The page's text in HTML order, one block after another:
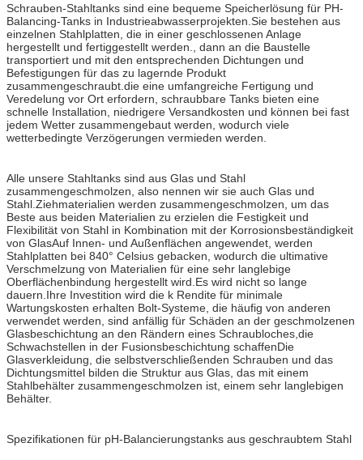
Schrauben-Stahltanks sind eine bequeme Speicherlösung für PH-
Balancing-Tanks in Industrieabwasserprojekten.Sie bestehen aus
einzelnen Stahlplatten, die in einer geschlossenen Anlage
hergestellt und fertiggestellt werden., dann an die Baustelle
transportiert und mit den entsprechenden Dichtungen und
Befestigungen für das zu lagernde Produkt
zusammengeschraubt.die eine umfangreiche Fertigung und
Veredelung vor Ort erfordern, schraubbare Tanks bieten eine
schnelle Installation, niedrigere Versandkosten und können bei fast
jedem Wetter zusammengebaut werden, wodurch viele
wetterbedingte Verzögerungen vermieden werden.
Alle unsere Stahltanks sind aus Glas und Stahl
zusammengeschmolzen, also nennen wir sie auch Glas und
Stahl.Ziehmaterialien werden zusammengeschmolzen, um das
Beste aus beiden Materialien zu erzielen die Festigkeit und
Flexibilität von Stahl in Kombination mit der Korrosionsbeständigkeit
von GlasAuf Innen- und Außenflächen angewendet, werden
Stahlplatten bei 840° Celsius gebacken, wodurch die ultimative
Verschmelzung von Materialien für eine sehr langlebige
Oberflächenbindung hergestellt wird.Es wird nicht so lange
dauern.Ihre Investition wird die k Rendite für minimale
Wartungskosten erhalten Bolt-Systeme, die häufig von anderen
verwendet werden, sind anfällig für Schäden an der geschmolzenen
Glasbeschichtung an den Rändern eines Schraubloches,die
Schwachstellen in der Fusionsbeschichtung schaffenDie
Glasverkleidung, die selbstverschließenden Schrauben und das
Dichtungsmittel bilden die Struktur aus Glas, das mit einem
Stahlbehälter zusammengeschmolzen ist, einem sehr langlebigen
Behälter.
Spezifikationen für pH-Balancierungstanks aus geschraubtem Stahl